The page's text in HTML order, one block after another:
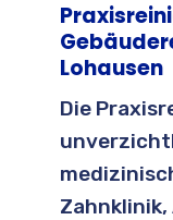
Lohausen
Die